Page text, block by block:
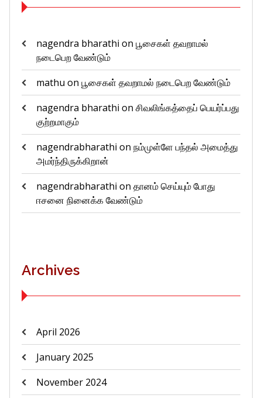
nagendra bharathi on பூசைகள் தவறாமல்
நடைபெற வேண்டும்
mathu on பூசைகள் தவறாமல் நடைபெற வேண்டும்
nagendra bharathi on சிவலிங்கத்தைப் பெயர்ப்பது
குற்றமாகும்
nagendrabharathi on நம்முள்ளே பந்தல் அமைத்து
அமர்ந்திருக்கிறான்
nagendrabharathi on தானம் செய்யும் போது
ஈசனை நினைக்க வேண்டும்
Archives
April 2026
January 2025
November 2024